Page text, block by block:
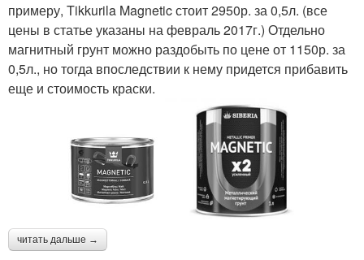
примеру, Tikkurila Magnetic стоит 2950р. за 0,5л. (все
цены в статье указаны на февраль 2017г.) Отдельно
магнитный грунт можно раздобыть по цене от 1150р. за
0,5л., но тогда впоследствии к нему придется прибавить
еще и стоимость краски.
читать дальше →